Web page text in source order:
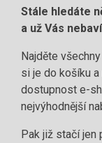
Stále hledáte
a už Vás
Najděte
si je do košíku
dostupnost e-
nejvýhodnější
Pak již stačí jen